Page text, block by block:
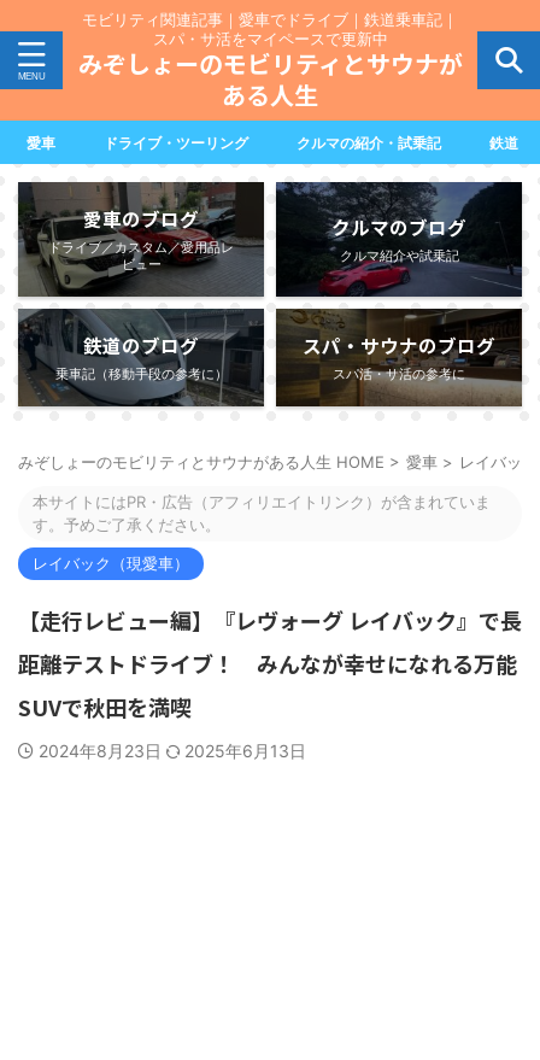
モビリティ関連記事｜愛車でドライブ｜鉄道乗車記｜
スパ・サ活をマイペースで更新中
みぞしょーのモビリティとサウナが
ある人生
愛車 ドライブ・ツーリング クルマの紹介・試乗記 鉄道
愛車のブログ
ドライブ／カスタム／愛用品レ
ビュー
クルマのブログ
クルマ紹介や試乗記
鉄道のブログ
乗車記（移動手段の参考に）
スパ・サウナのブログ
スパ活・サ活の参考に
みぞしょーのモビリティとサウナがある人生 HOME > 愛車 > レイバッ
本サイトにはPR・広告（アフィリエイトリンク）が含まれていま
す。予めご了承ください。
レイバック（現愛車）
【走行レビュー編】『レヴォーグ レイバック』で長
距離テストドライブ！ みんなが幸せになれる万能
SUVで秋田を満喫
2024年8月23日 2025年6月13日